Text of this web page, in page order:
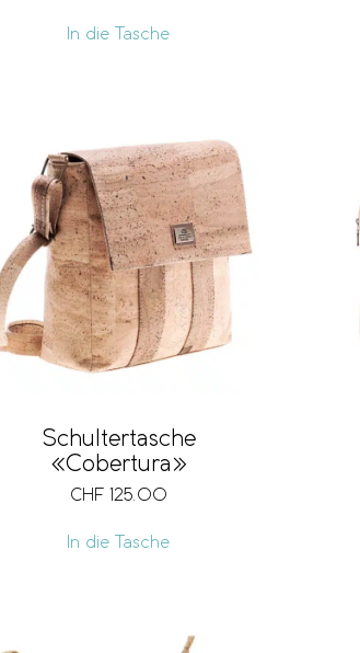
In die Tasche
Schultertasche
«Cobertura»
CHF 125.00
In die Tasche